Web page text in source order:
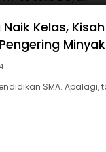
Kelas,
Minyak
SMA. Apalagi,